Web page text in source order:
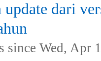
update dari
since Wed, Apr